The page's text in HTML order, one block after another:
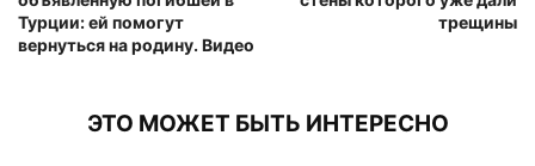
Турции: ей помогут
вернуться на родину. Видео
трещины
ЭТО МОЖЕТ БЫТЬ ИНТЕРЕСНО